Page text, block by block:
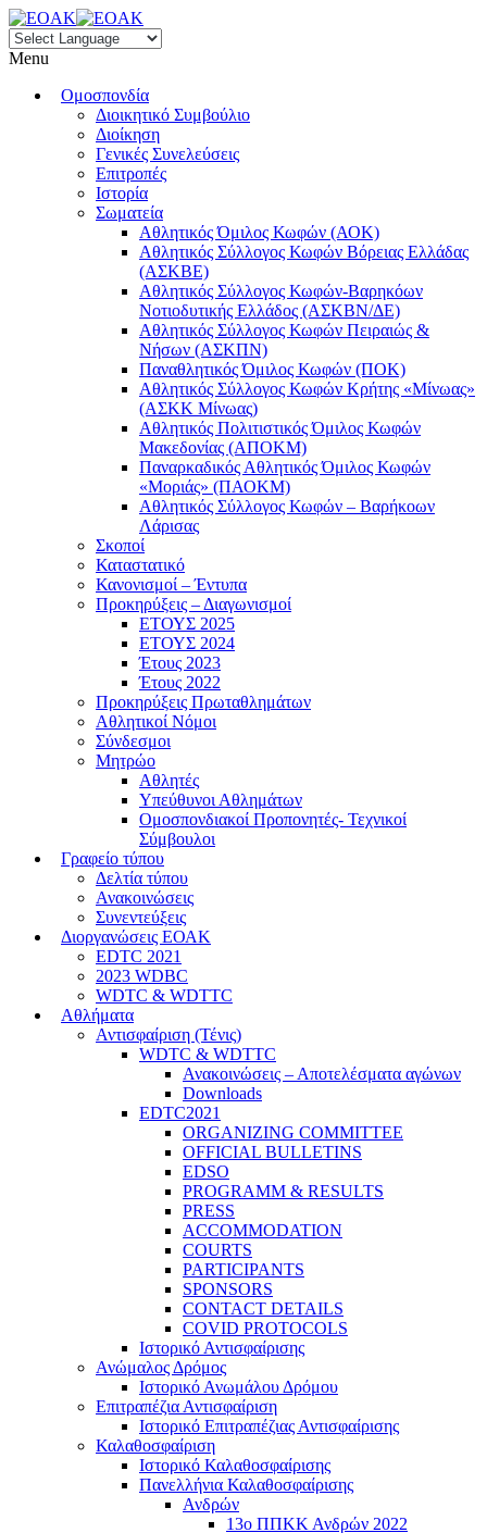
Menu
Ομοσπονδία
Διοικητικό Συμβούλιο
Διοίκηση
Γενικές Συνελεύσεις
Επιτροπές
Ιστορία
Σωματεία
Αθλητικός Όμιλος Κωφών (ΑΟΚ)
Αθλητικός Σύλλογος Κωφών Βόρειας Ελλάδας
(ΑΣΚΒΕ)
Αθλητικός Σύλλογος Κωφών-Βαρηκόων
Νοτιοδυτικής Ελλάδος (ΑΣΚΒΝ/ΔΕ)
Αθλητικός Σύλλογος Κωφών Πειραιώς &
Νήσων (ΑΣΚΠΝ)
Παναθλητικός Όμιλος Κωφών (ΠΟΚ)
Αθλητικός Σύλλογος Κωφών Κρήτης «Μίνωας»
(ΑΣΚΚ Μίνωας)
Αθλητικός Πολιτιστικός Όμιλος Κωφών
Μακεδονίας (ΑΠΟΚΜ)
Παναρκαδικός Αθλητικός Όμιλος Κωφών
«Μοριάς» (ΠΑΟΚΜ)
Αθλητικός Σύλλογος Κωφών – Βαρήκοων
Λάρισας
Σκοποί
Καταστατικό
Κανονισμοί – Έντυπα
Προκηρύξεις – Διαγωνισμοί
ΕΤΟΥΣ 2025
ΕΤΟΥΣ 2024
Έτους 2023
Έτους 2022
Προκηρύξεις Πρωταθλημάτων
Αθλητικοί Νόμοι
Σύνδεσμοι
Μητρώο
Αθλητές
Υπεύθυνοι Αθλημάτων
Ομοσπονδιακοί Προπονητές- Τεχνικοί
Σύμβουλοι
Γραφείο τύπου
Δελτία τύπου
Ανακοινώσεις
Συνεντεύξεις
Διοργανώσεις ΕΟΑΚ
EDTC 2021
2023 WDBC
WDTC & WDTTC
Αθλήματα
Αντισφαίριση (Τένις)
WDTC & WDTTC
Ανακοινώσεις – Αποτελέσματα αγώνων
Downloads
EDTC2021
ORGANIZING COMMITTEE
OFFICIAL BULLETINS
EDSO
PROGRAMM & RESULTS
PRESS
ACCOMMODATION
COURTS
PARTICIPANTS
SPONSORS
CONTACT DETAILS
COVID PROTOCOLS
Ιστορικό Αντισφαίρισης
Ανώμαλος Δρόμος
Ιστορικό Ανωμάλου Δρόμου
Επιτραπέζια Αντισφαίριση
Ιστορικό Επιτραπέζιας Αντισφαίρισης
Καλαθοσφαίριση
Ιστορικό Καλαθοσφαίρισης
Πανελλήνια Καλαθοσφαίρισης
Ανδρών
13ο ΠΠΚΚ Ανδρών 2022